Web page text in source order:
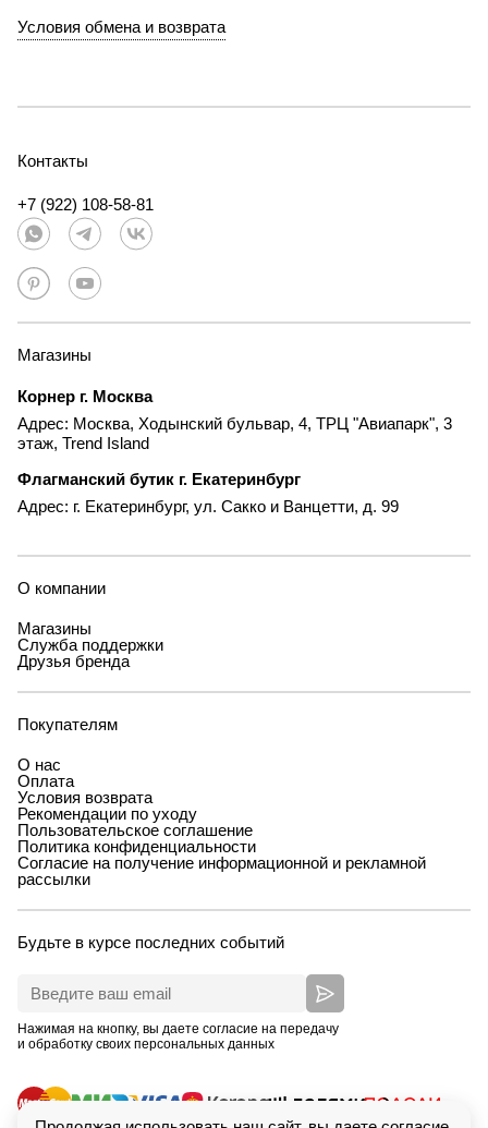
Условия обмена и возврата
Контакты
+7 (922) 108-58-81
Магазины
Корнер г. Москва
Адрес: Москва, Ходынский бульвар, 4, ТРЦ "Авиапарк", 3
этаж, Trend Island
Флагманский бутик г. Екатеринбург
Адрес: г. Екатеринбург, ул. Сакко и Ванцетти, д. 99
О компании
Магазины
Служба поддержки
Друзья бренда
Покупателям
О нас
Оплата
Условия возврата
Рекомендации по уходу
Пользовательское соглашение
Политика конфиденциальности
Согласие на получение информационной и рекламной
рассылки
Будьте в курсе последних событий
Нажимая на кнопку, вы даете согласие на передачу
и обработку своих персональных данных